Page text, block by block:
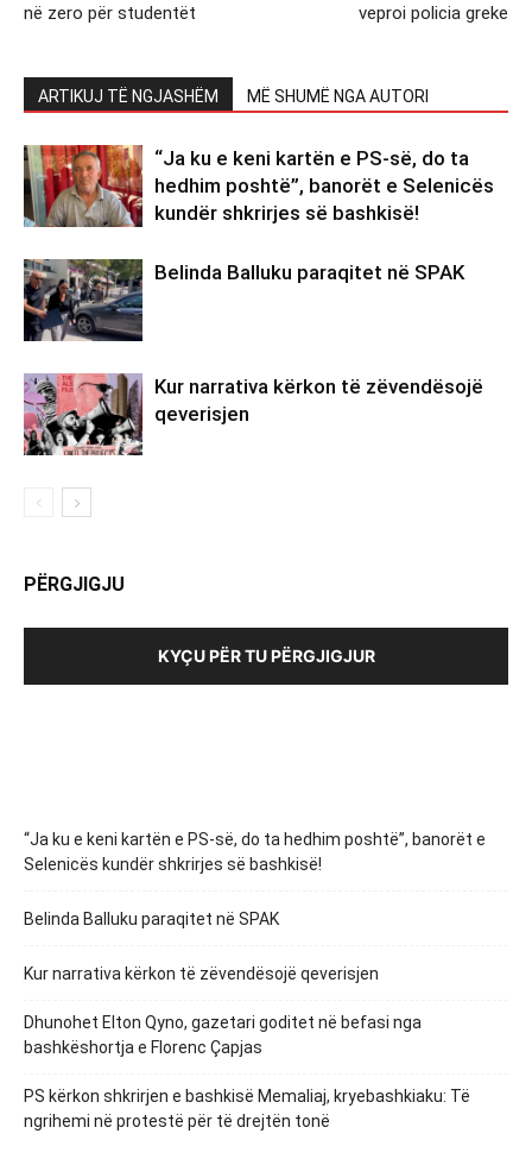
në zero për studentët
veproi policia greke
ARTIKUJ TË NGJASHËM MË SHUMË NGA AUTORI
“Ja ku e keni kartën e PS-së, do ta
hedhim poshtë”, banorët e Selenicës
kundër shkrirjes së bashkisë!
Belinda Balluku paraqitet në SPAK
Kur narrativa kërkon të zëvendësojë
qeverisjen
PËRGJIGJU
KYÇU PËR TU PËRGJIGJUR
“Ja ku e keni kartën e PS-së, do ta hedhim poshtë”, banorët e
Selenicës kundër shkrirjes së bashkisë!
Belinda Balluku paraqitet në SPAK
Kur narrativa kërkon të zëvendësojë qeverisjen
Dhunohet Elton Qyno, gazetari goditet në befasi nga
bashkëshortja e Florenc Çapjas
PS kërkon shkrirjen e bashkisë Memaliaj, kryebashkiaku: Të
ngrihemi në protestë për të drejtën tonë